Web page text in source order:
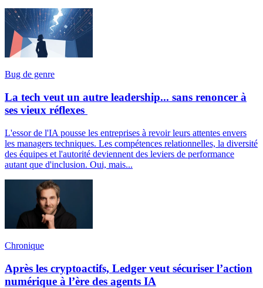
Bug de genre
La tech veut un autre leadership... sans renoncer à
ses vieux réflexes
L'essor de l'IA pousse les entreprises à revoir leurs attentes envers
les managers techniques. Les compétences relationnelles, la diversité
des équipes et l'autorité deviennent des leviers de performance
autant que d'inclusion. Oui, mais...
Chronique
Après les cryptoactifs, Ledger veut sécuriser l’action
numérique à l’ère des agents IA